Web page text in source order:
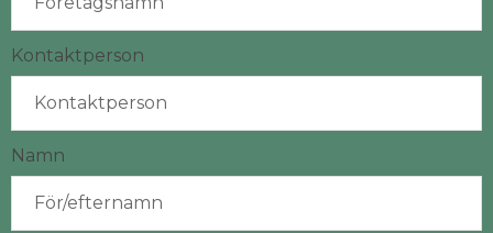
Kontaktperson
Namn